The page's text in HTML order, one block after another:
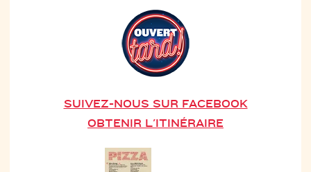
SUIVEZ-NOUS SUR FACEBOOK
OBTENIR L'ITINÉRAIRE